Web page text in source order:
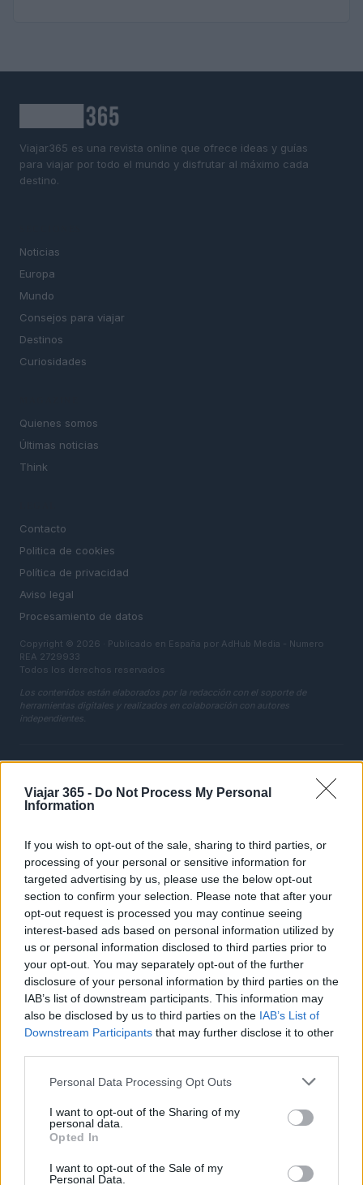
Viajar 365 - Do Not Process My Personal
Information
If you wish to opt-out of the sale, sharing to third parties, or
processing of your personal or sensitive information for
targeted advertising by us, please use the below opt-out
section to confirm your selection. Please note that after your
opt-out request is processed you may continue seeing
interest-based ads based on personal information utilized by
us or personal information disclosed to third parties prior to
your opt-out. You may separately opt-out of the further
disclosure of your personal information by third parties on the
IAB’s list of downstream participants. This information may
also be disclosed by us to third parties on the IAB’s List of
Downstream Participants that may further disclose it to other
Please note that this website/app uses one or more Google
not limited to your visit or usage behaviour. You may click to
grant or deny consent to Google and its third-party tags to
use your data for below specified purposes in below Google
consent section.
Personal Data Processing Opt Outs
I want to opt-out of the Sharing of my
personal data.
Opted In
I want to opt-out of the Sale of my
Personal Data.
Viajar365 es una revista online que ofrece ideas y guías
para viajar por todo el mundo y disfrutar al máximo cada
destino.
Noticias
Europa
Mundo
Consejos para viajar
Destinos
Curiosidades
Quienes somos
Últimas noticias
Think
Contacto
Politica de cookies
Política de privacidad
Aviso legal
Procesamiento de datos
Copyright © 2026 · Publicado en España por AdHub Media - Numero
REA 2729933
Todos los derechos reservados
Los contenidos están elaborados por la redacción con el soporte de
herramientas digitales y realizados en colaboración con autores
independientes.
ITALIA
Casa Magazine
Cineverse Magazine
Donne Magazine
Food Blog
Milano Notizie
Motor Magazine
Notizie.it
Offerte Shopping
Style24
Think.it
Tuobenessere